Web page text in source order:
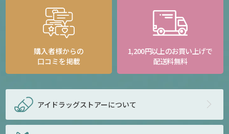
購入者様からの
口コミを掲載
1,200円以上のお買い上げで
配送料無料
アイドラッグストアーについて